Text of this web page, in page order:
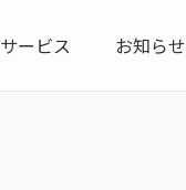
サービス お知らせ